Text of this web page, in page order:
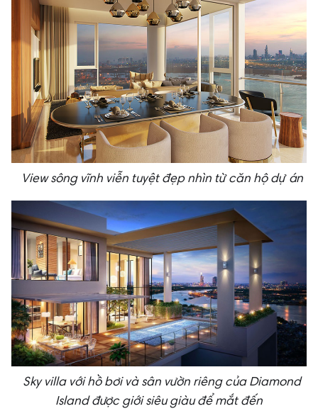
View sông vĩnh viễn tuyệt đẹp nhìn từ căn hộ dự án
Sky villa với hồ bơi và sân vườn riêng của Diamond
Island được giới siêu giàu để mắt đến